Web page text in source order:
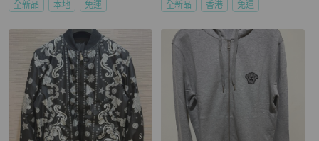
全新品 本地 免運 全新品 香港 免運